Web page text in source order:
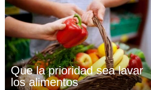
Que la prioridad sea lavar
los alimentos